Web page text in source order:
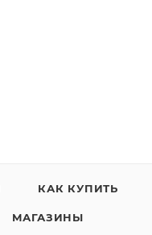
КАК КУПИТЬ
МАГАЗИНЫ